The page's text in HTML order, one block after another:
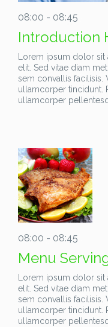
08:00 - 08:45
Introduction
Lorem ipsum dolor sit
elit. Sed vitae diam
sem convallis facilisis.
ullamcorper tincidunt.
ullamcorper
08:00 - 08:45
Menu
Lorem ipsum dolor sit
elit. Sed vitae diam
sem convallis facilisis.
ullamcorper tincidunt.
ullamcorper